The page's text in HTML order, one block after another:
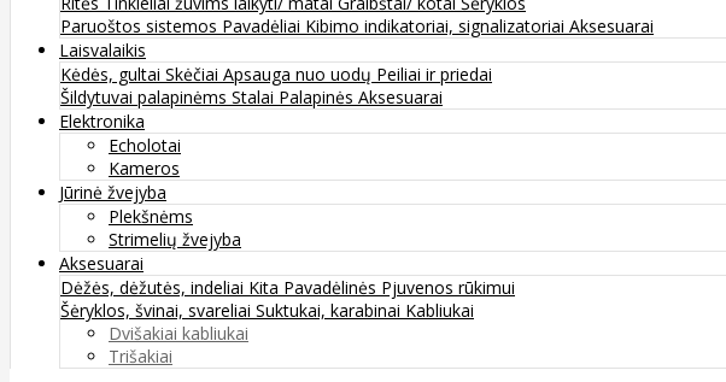
Paruoštos sistemos Pavadėliai Kibimo indikatoriai, signalizatoriai Aksesuarai
Laisvalaikis
Kėdės, gultai Skėčiai Apsauga nuo uodų Peiliai ir priedai
Šildytuvai palapinėms Stalai Palapinės Aksesuarai
Elektronika
Echolotai
Kameros
Jūrinė žvejyba
Plekšnėms
Strimelių žvejyba
Aksesuarai
Dėžės, dėžutės, indeliai Kita Pavadėlinės Pjuvenos rūkimui
Šėryklos, švinai, svareliai Suktukai, karabinai Kabliukai
Dvišakiai kabliukai
Trišakiai